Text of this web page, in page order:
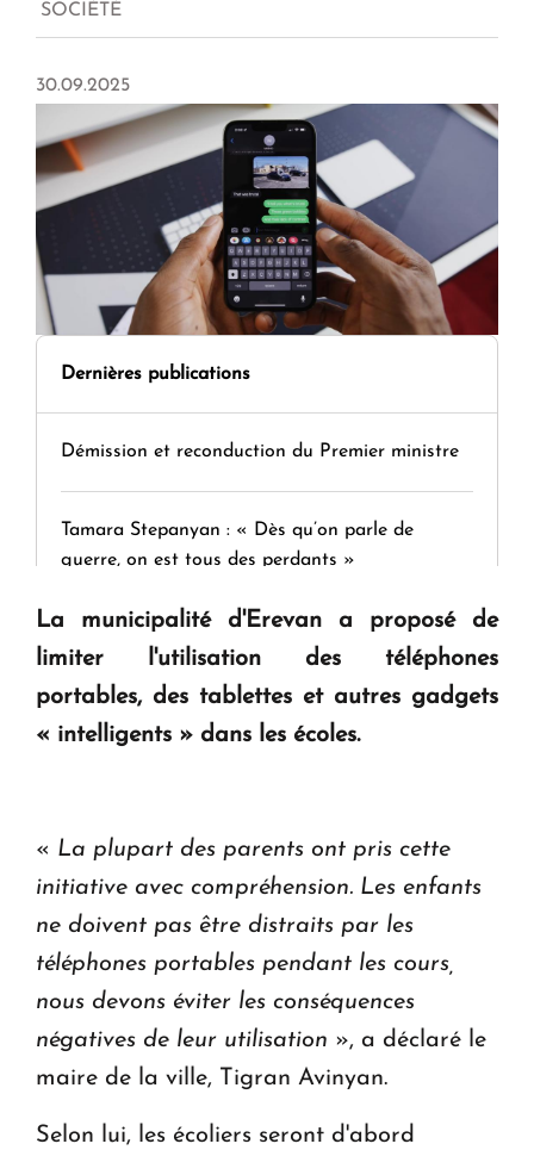
SOCIÉTÉ
30.09.2025
Dernières publications
Démission et reconduction du Premier ministre
Tamara Stepanyan : « Dès qu’on parle de
guerre, on est tous des perdants »
question d'un référendum ne se pose pas. "
KASA : 30 ans d'audace, de résilience et d'avenir
Le premier hôtel Hyatt Regency d'Arménie
ouvrira ses portes à Dilijan
La municipalité d'Erevan a proposé de
limiter l'utilisation des téléphones
portables, des tablettes et autres gadgets
« intelligents » dans les écoles.
« La plupart des parents ont pris cette
initiative avec compréhension. Les enfants
ne doivent pas être distraits par les
téléphones portables pendant les cours,
nous devons éviter les conséquences
négatives de leur utilisation », a déclaré le
maire de la ville, Tigran Avinyan.
Selon lui, les écoliers seront d'abord